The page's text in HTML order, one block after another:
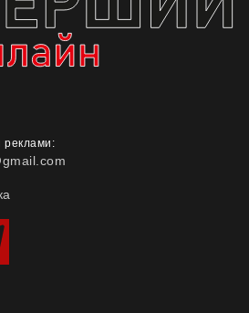
реклами: